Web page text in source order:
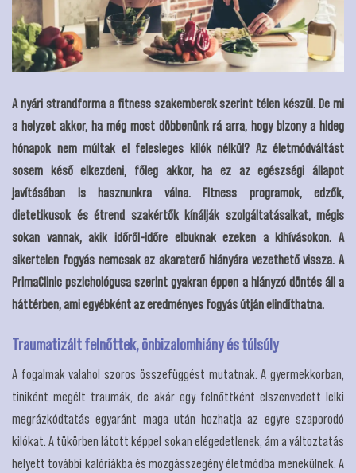
A nyári strandforma a fitness szakemberek szerint télen készül. De mi
a helyzet akkor, ha még most döbbenünk rá arra, hogy bizony a hideg
hónapok nem múltak el felesleges kilók nélkül? Az életmódváltást
sosem késő elkezdeni, főleg akkor, ha ez az egészségi állapot
javításában is hasznunkra válna. Fitness programok, edzők,
dietetikusok és étrend szakértők kínálják szolgáltatásaikat, mégis
sokan vannak, akik időről-időre elbuknak ezeken a kihívásokon. A
sikertelen fogyás nemcsak az akaraterő hiányára vezethető vissza. A
PrimaClinicpszichológusa szerint gyakran éppen a hiányzó döntés áll a
háttérben, ami egyébként az eredményes fogyás útján elindíthatna.
Traumatizált felnőttek, önbizalomhiány és túlsúly
A fogalmak valahol szoros összefüggést mutatnak. A gyermekkorban,
tiniként megélt traumák, de akár egy felnőttként elszenvedett lelki
megrázkódtatás egyaránt maga után hozhatja az egyre szaporodó
kilókat. A tükörben látott képpel sokan elégedetlenek, ám a változtatás
helyett további kalóriákba és mozgásszegény életmódba menekülnek. A